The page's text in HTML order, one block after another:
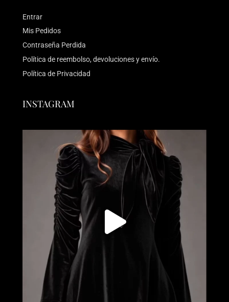
Entrar
Mis Pedidos
Contraseña Perdida
Política de reembolso, devoluciones y envío.
Política de Privacidad
INSTAGRAM